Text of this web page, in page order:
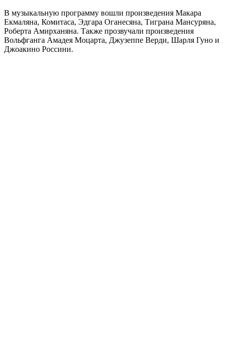
В музыкальную программу вошли произведения Макара
Екмаляна, Комитаса, Эдгара Оганесяна, Тиграна Мансуряна,
Роберта Амирханяна. Также прозвучали произведения
Вольфганга Амадея Моцарта, Джузеппе Верди, Шарля Гуно и
Джоакино Россини.